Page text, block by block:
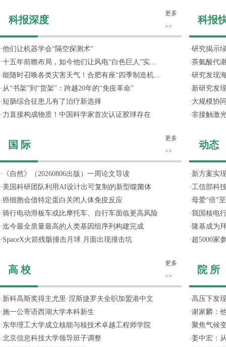
科报深度
更多
>>
·他们让机器学会“隔空探测术”
·十五年前瞻布局，如今他们让风电“白色巨人”实...
·能随时召唤各类灾害天气！合肥有座“四季制造机...
· 从“书架”到“货架”：跨越20年的“免疫革命”
· 短肠综合征患儿有了治疗新选择
· 力直接构成物质！中国科学家首次认证胶球存在
国 际
更多
>>
·
《自然》（20260806出版）一周论文导读
· 美国科研团队利用AI设计出可复制的新型噬菌体
·癌细胞会借特定蛋白关闭人体免疫反应
·骑行电动滑板车或比摩托车、自行车面临更高风险
·迄今最全质量最高的人类基因组序列构建完成
· SpaceX火箭残骸撞击月球 月面出现撞击坑
高 校
更多
>>
· 新科高斯奖得主尤里·涅斯捷罗夫全职加盟港中文
·施一公寄语西湖大学本科新生
· 东华理工大学成立核能与核技术卓越工程师学院
·北京信息科技大学领导班子调整
科报
·研究揭示
·茶氨酸代
·研究发现
· 新研究发
· 大规模协
·非接触激
动态
· 新方案实
·工信部科
·母爱“倍”
·我国核电
· 隆基成为
· 超5000家
院 所
· 高压下发
·谢家麟：
·聚焦气候
·姜中宏：